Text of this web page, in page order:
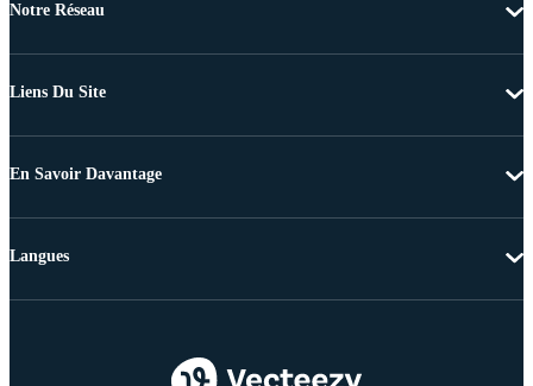
Notre Réseau
Liens Du Site
En Savoir Davantage
Langues